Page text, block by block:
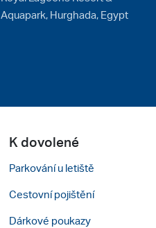
Aquapark, Hurghada, Egypt
K dovolené
Parkování u letiště
Cestovní pojištění
Dárkové poukazy